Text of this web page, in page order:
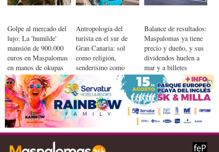
Golpe al mercado del
lujo: La 'humilde'
mansión de 900.000
euros en Maspalomas
en manos de okupas
Antropología del
turista en el sur de
Gran Canaria: sol
como religión,
senderismo como
penitencia
Balance de resultados:
Maspalomas ya tiene
precio y dueño, y sus
dividendos huelen a
mar y a billetes